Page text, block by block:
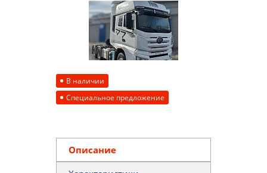
В наличии
Специальное предложение
Описание